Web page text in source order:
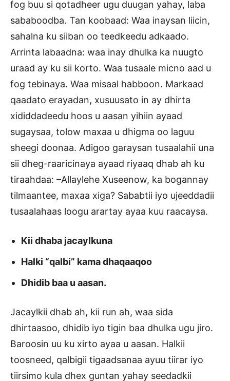
fog buu si qotadheer ugu duugan yahay, laba
sababoodba. Tan koobaad: Waa inaysan liicin,
sahalna ku siiban oo teedkeedu adkaado.
Arrinta labaadna: waa inay dhulka ka nuugto
uraad ay ku sii korto. Waa tusaale micno aad u
fog tebinaya. Waa misaal habboon. Markaad
qaadato erayadan, xusuusato in ay dhirta
xididdadeedu hoos u aasan yihiin ayaad
sugaysaa, tolow maxaa u dhigma oo laguu
sheegi doonaa. Adigoo garaysan tusaalahii una
sii dheg-raaricinaya ayaad riyaaq dhab ah ku
tiraahdaa: –Allaylehe Xuseenow, ka bogannay
tilmaantee, maxaa xiga? Sababtii iyo ujeeddadii
tusaalahaas loogu arartay ayaa kuu raacaysa.
Kii dhaba jacaylkuna
Halki “qalbi” kama dhaqaaqoo
Dhidib baa u aasan.
Jacaylkii dhab ah, kii run ah, waa sida
dhirtaasoo, dhidib iyo tigin baa dhulka ugu jiro.
Baroosin uu ku xirto ayaa u aasan. Halkii
toosneed, qalbigii tigaadsanaa ayuu tiirar iyo
tiirsimo kula dhex guntan yahay seedadkii